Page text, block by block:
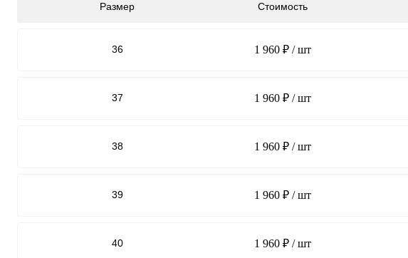
Размер Стоимость
36 1 960 ₽ / шт
37 1 960 ₽ / шт
38 1 960 ₽ / шт
39 1 960 ₽ / шт
40 1 960 ₽ / шт